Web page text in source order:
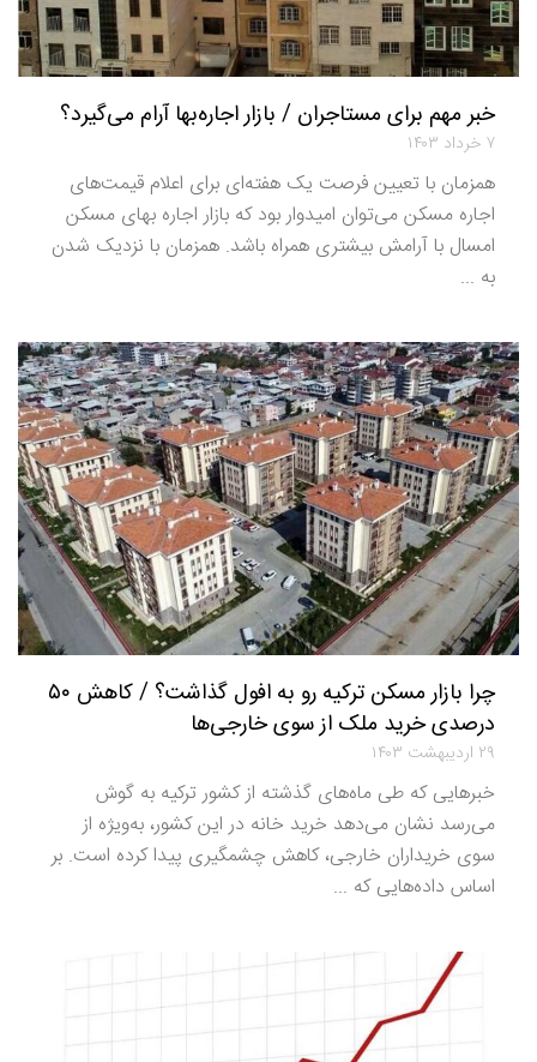
خبر مهم برای مستاجران / بازار اجاره‌بها آرام می‌گیرد؟
۷ خرداد ۱۴۰۳
همزمان با تعیین فرصت یک هفته‌ای برای اعلام قیمت‌های
اجاره مسکن می‌توان امیدوار بود که بازار اجاره بهای مسکن
امسال با آرامش بیشتری همراه باشد. همزمان با نزدیک شدن
به ...
چرا بازار مسکن ترکیه رو به افول گذاشت؟ / کاهش ۵۰
درصدی خرید ملک از سوی خارجی‌ها
۲۹ اردیبهشت ۱۴۰۳
خبرهایی که طی ماه‌های گذشته از کشور ترکیه به گوش
می‌رسد نشان می‌دهد خرید خانه در این کشور، به‌ویژه از
سوی خریداران خارجی، کاهش چشمگیری پیدا کرده است. بر
اساس داده‌هایی که ...